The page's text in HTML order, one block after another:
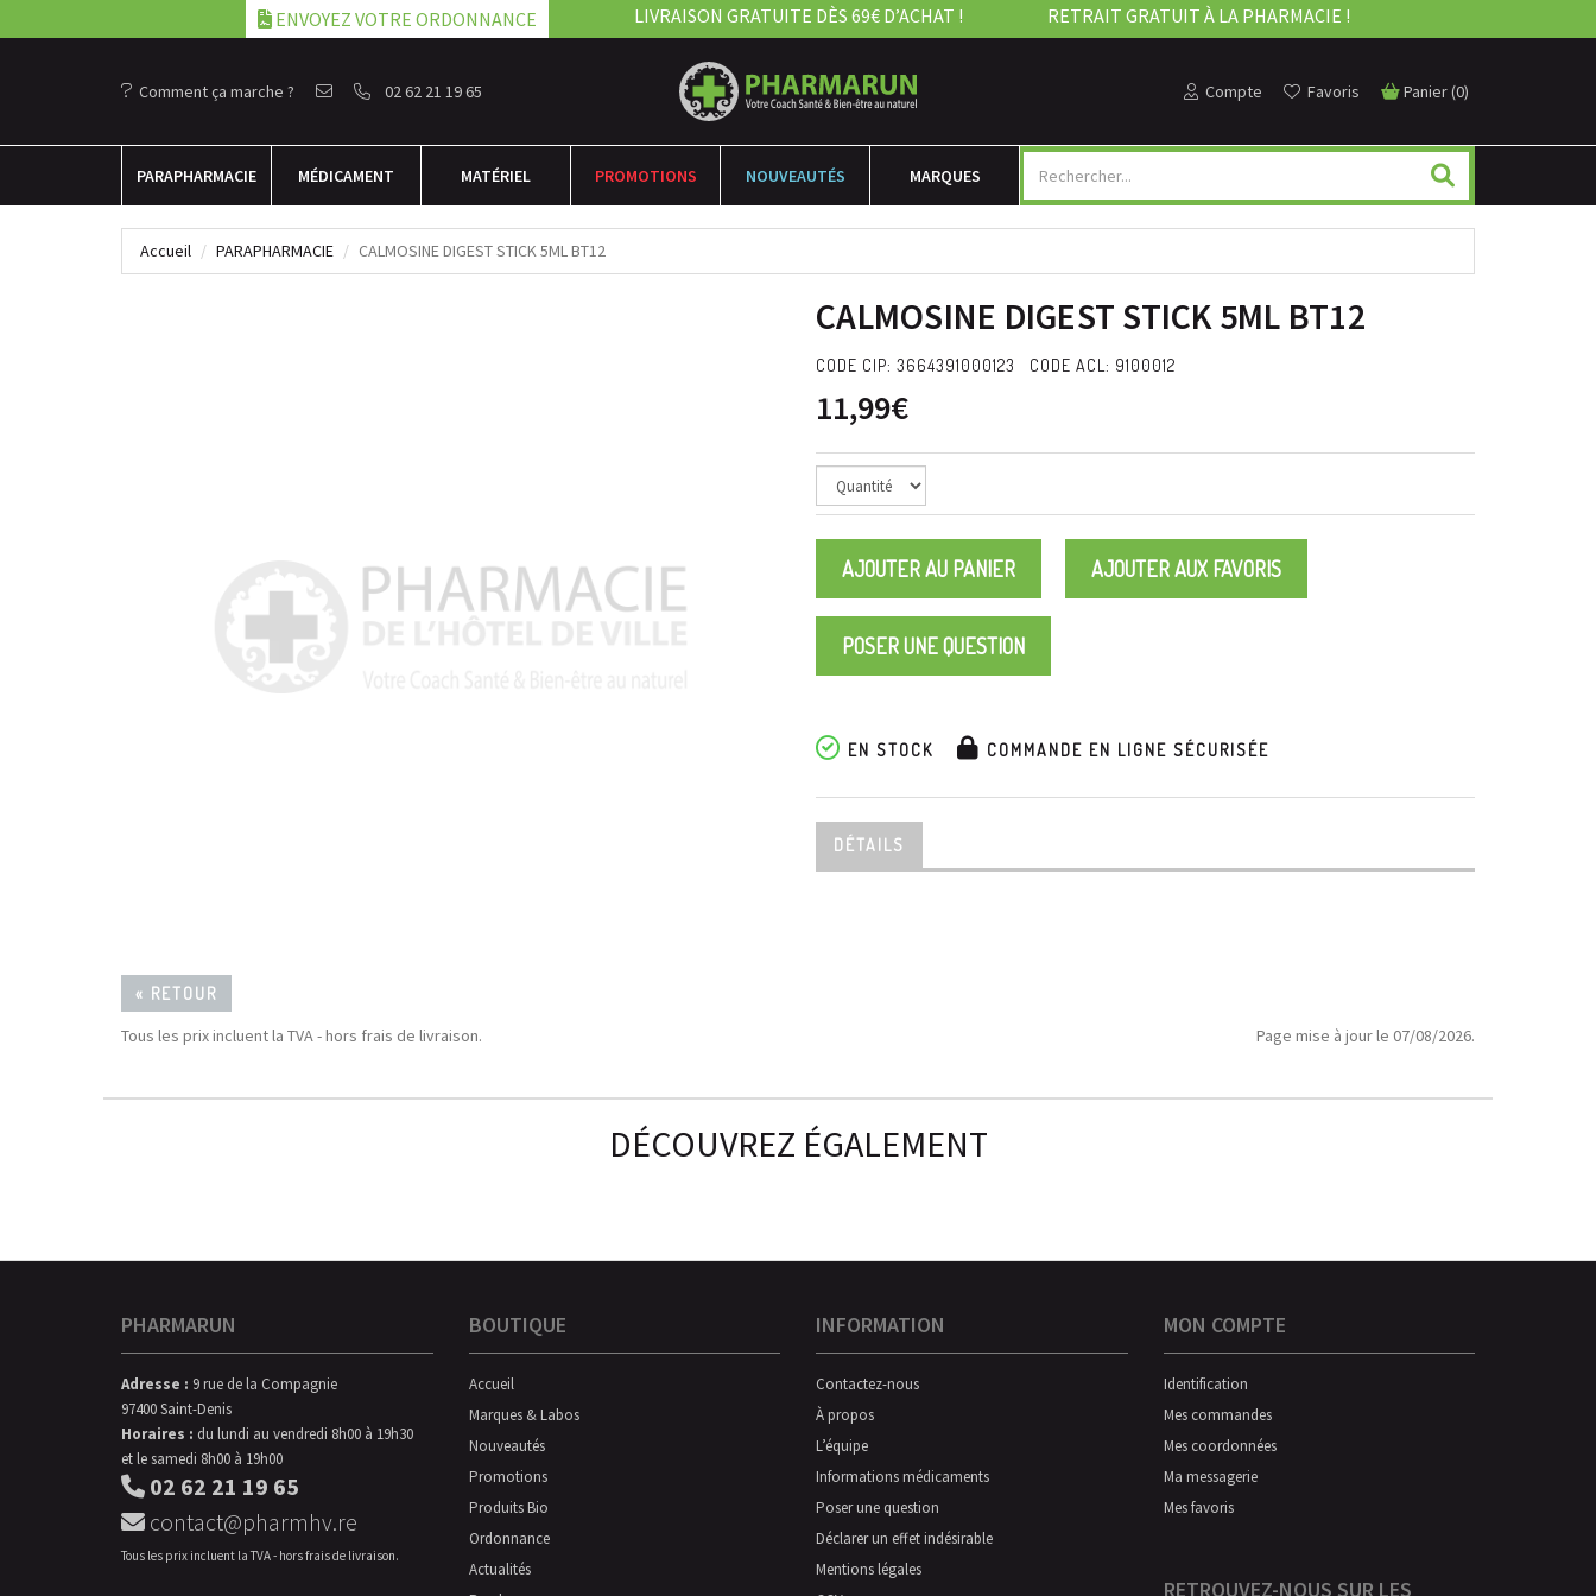
LIVRAISON GRATUITE DÈS 69€ D’ACHAT !
ENVOYEZ VOTRE ORDONNANCE RETRAIT GRATUIT À LA PHARMACIE !
Comment ça marche ? 02 62 21 19 65 Compte Favoris Panier(0)
PARAPHARMACIE MÉDICAMENT MATÉRIEL PROMOTIONS NOUVEAUTÉS MARQUES
Accueil PARAPHARMACIE CALMOSINE DIGEST STICK 5ML BT12
« RETOUR
CALMOSINE DIGEST STICK 5ML BT12
CODE CIP: 3664391000123 CODE ACL: 9100012
11,99€
AJOUTER AU PANIER AJOUTER AUX FAVORIS
POSER UNE QUESTION
EN STOCK COMMANDE EN LIGNE SÉCURISÉE
DÉTAILS
Tous les prix incluent la TVA - hors frais de livraison. Page mise à jour le 07/08/2026.
DÉCOUVREZ ÉGALEMENT
PHARMARUN
Adresse : 9 rue de la Compagnie
97400 Saint-Denis
Horaires : du lundi au vendredi 8h00 à 19h30
et le samedi 8h00 à 19h00
02 62 21 19 65
contact@pharmhv.re
Tous les prix incluent la TVA - hors frais de livraison.
BOUTIQUE
Accueil
Marques & Labos
Nouveautés
Promotions
Produits Bio
Ordonnance
Actualités
INFORMATION
Contactez-nous
À propos
L’équipe
Informations médicaments
Poser une question
Déclarer un effet indésirable
Mentions légales
MON COMPTE
Identification
Mes commandes
Mes coordonnées
Ma messagerie
Mes favoris
RETROUVEZ-NOUS SUR LES